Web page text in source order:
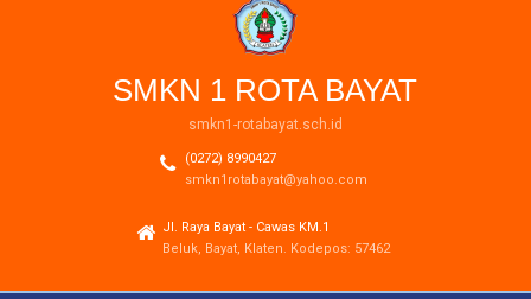
Realisasi Dana BOSP
Reguler Tahap 1 Tahun
SMKN 1 ROTA BAYAT
smkn1-rotabayat.sch.id
(0272) 8990427
smkn1rotabayat@yahoo.com
Jl. Raya Bayat - Cawas KM.1
Beluk, Bayat, Klaten. Kodepos: 57462